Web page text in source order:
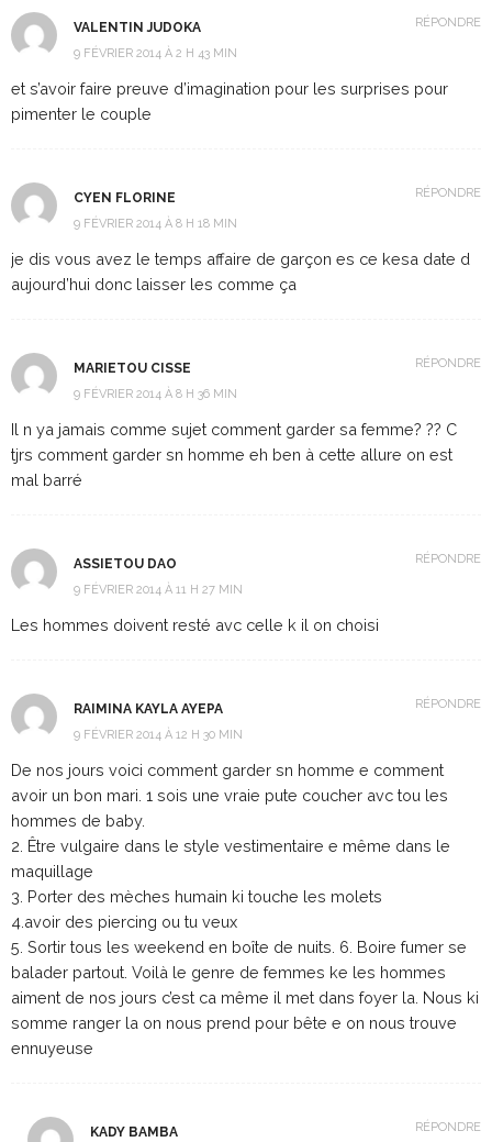
VALENTIN JUDOKA
9 FÉVRIER 2014 À 2 H 43 MIN
et s’avoir faire preuve d’imagination pour les surprises pour
pimenter le couple
RÉPONDRE
CYEN FLORINE
9 FÉVRIER 2014 À 8 H 18 MIN
je dis vous avez le temps affaire de garçon es ce kesa date d
aujourd’hui donc laisser les comme ça
RÉPONDRE
MARIETOU CISSE
9 FÉVRIER 2014 À 8 H 36 MIN
Il n ya jamais comme sujet comment garder sa femme? ?? C
tjrs comment garder sn homme eh ben à cette allure on est
mal barré
RÉPONDRE
ASSIETOU DAO
9 FÉVRIER 2014 À 11 H 27 MIN
Les hommes doivent resté avc celle k il on choisi
RÉPONDRE
RAIMINA KAYLA AYEPA
9 FÉVRIER 2014 À 12 H 30 MIN
De nos jours voici comment garder sn homme e comment
avoir un bon mari. 1 sois une vraie pute coucher avc tou les
hommes de baby.
2. Être vulgaire dans le style vestimentaire e même dans le
maquillage
3. Porter des mèches humain ki touche les molets
4.avoir des piercing ou tu veux
5. Sortir tous les weekend en boîte de nuits. 6. Boire fumer se
balader partout. Voilà le genre de femmes ke les hommes
aiment de nos jours c’est ca même il met dans foyer la. Nous ki
somme ranger la on nous prend pour bête e on nous trouve
ennuyeuse
RÉPONDRE
KADY BAMBA RÉPONDRE